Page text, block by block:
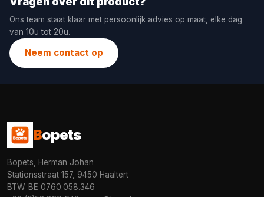
Ons team staat klaar met persoonlijk advies op maat, elke dag
van 10u tot 20u.
Neem contact op
Bopets
Bopets, Herman Johan
Stationsstraat 157, 9450 Haaltert
BTW: BE 0760.058.346